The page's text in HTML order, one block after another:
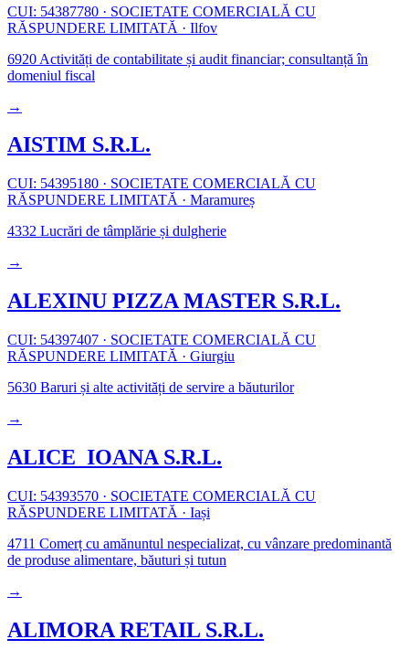
CUI: 54387780 · SOCIETATE COMERCIALĂ CU
RĂSPUNDERE LIMITATĂ · Ilfov
6920 Activități de contabilitate și audit financiar; consultanță în
domeniul fiscal
→
AISTIM S.R.L.
CUI: 54395180 · SOCIETATE COMERCIALĂ CU
RĂSPUNDERE LIMITATĂ · Maramureș
4332 Lucrări de tâmplărie și dulgherie
→
ALEXINU PIZZA MASTER S.R.L.
CUI: 54397407 · SOCIETATE COMERCIALĂ CU
RĂSPUNDERE LIMITATĂ · Giurgiu
5630 Baruri și alte activități de servire a băuturilor
→
ALICE_IOANA S.R.L.
CUI: 54393570 · SOCIETATE COMERCIALĂ CU
RĂSPUNDERE LIMITATĂ · Iași
4711 Comerț cu amănuntul nespecializat, cu vânzare predominantă
de produse alimentare, băuturi și tutun
→
ALIMORA RETAIL S.R.L.